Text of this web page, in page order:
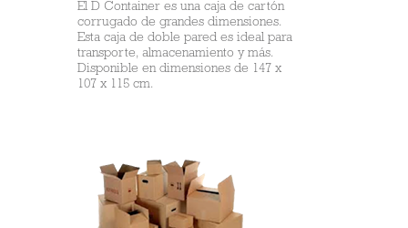
El D Container es una caja de cartón
corrugado de grandes dimensiones.
Esta caja de doble pared es ideal para
transporte, almacenamiento y más.
Disponible en dimensiones de 147 x
107 x 115 cm.